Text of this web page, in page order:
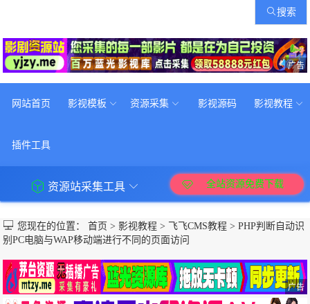
搜索
广告
网站首页 影视模板 资源采集 影视源码 影视教程
插件工具
资源站采集工具 全站资源免费下载
您现在的位置：首页 > 影视教程 > 飞飞CMS教程 >PHP判断自动识
别PC电脑与WAP移动端进行不同的页面访问
广告